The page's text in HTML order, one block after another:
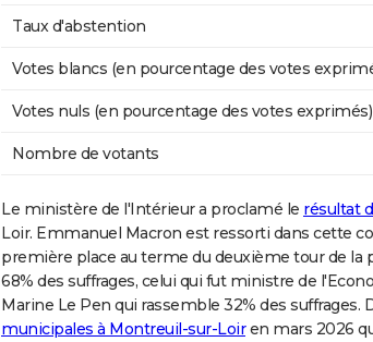
Taux d'abstention
Votes blancs (en pourcentage des votes
Votes nuls (en pourcentage des votes exprimés)
Nombre de votants
Le ministère de l'Intérieur a proclamé le résultat
Loir. Emmanuel Macron est ressorti dans cette
première place au terme du deuxième tour de la
68% des suffrages, celui qui fut ministre de
Marine Le Pen qui rassemble 32% des suffrages.
municipales à Montreuil-sur-Loiren mars 2026